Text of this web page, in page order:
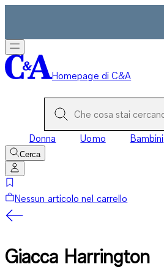
Homepage di C&A
Donna Uomo Bambini
Cerca
Nessun articolo nel carrello
Giacca Harrington